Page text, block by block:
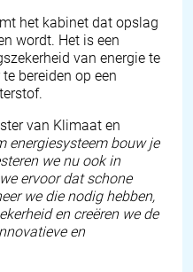
het kabinet dat opslag
wordt. Het is een
van energie te
bereiden op een
van Klimaat en
energiesysteem bouw je
we nu ook in
ervoor dat schone
we die nodig hebben,
en creëren we de
en